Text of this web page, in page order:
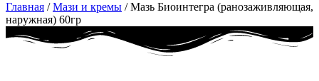
Главная /Мази и кремы / Мазь Биоинтегра (ранозаживляющая,
наружная) 60гр